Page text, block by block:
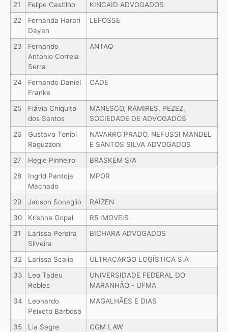
21
Felipe Castilho
KINCAID ADVOGADOS
22
Fernanda Harari
Dayan
LEFOSSE
23
Fernando
Antonio Correia
Serra
ANTAQ
24
Fernando Daniel
Franke
CADE
25
Flávia Chiquito
dos Santos
MANESCO, RAMIRES, PEZEZ,
SOCIEDADE DE ADVOGADOS
26
Gustavo Toniol
Raguzzoni
NAVARRO PRADO, NEFUSSI MANDEL
E SANTOS SILVA ADVOGADOS
27
Hegle Pinheiro
BRASKEM S/A
28
Ingrid Pantoja
Machado
MPOR
29 Jacson Sonaglio
RAÍZEN
30
Krishna Gopal
R5 IMOVEIS
31
Larissa Pereira
Silveira
BICHARA ADVOGADOS
32 Larissa Scalia
ULTRACARGO LOGÍSTICA S.A
33
Leo Tadeu
Robles
UNIVERSIDADE FEDERAL DO
MARANHÃO - UFMA
34
Leonardo
Peixoto Barbosa
MAGALHÃES E DIAS
35 Lia Segre
CGM LAW